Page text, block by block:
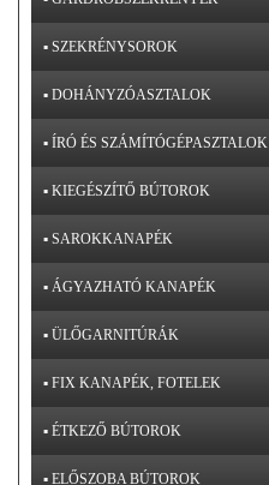
▪ SZEKRÉNYSOROK
▪ DOHÁNYZÓASZTALOK
▪ ÍRÓ ÉS SZÁMÍTÓGÉPASZTALOK
▪ KIEGÉSZÍTŐ BÚTOROK
▪ SAROKKANAPÉK
▪ ÁGYAZHATÓ KANAPÉK
▪ ÜLŐGARNITÚRÁK
▪ FIX KANAPÉK, FOTELEK
▪ ÉTKEZŐ BÚTOROK
▪ ELŐSZOBA BÚTOROK